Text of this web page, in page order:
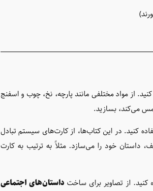
از مواد مختلفی مانند پارچه، نخ، چوب و اسفنج
می‌کند، بسازید.
کنید. در این کتاب‌ها، از کارت‌های سیستم تبادل
داستان خود را می‌سازد. مثلاً به ترتیب به کارت
کنید. از تصاویر برای ساختداستان‌های اجتماعی